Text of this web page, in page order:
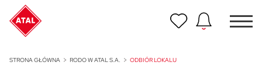
STRONA GŁÓWNA RODO W ATAL S.A. ODBIÓR LOKALU
ATAL Unii Lubelskiej w Poznaniu